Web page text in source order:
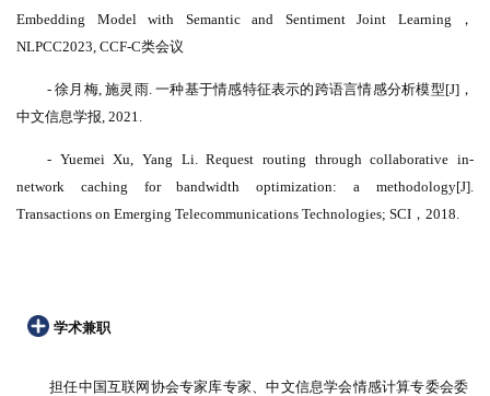
Embedding Model with Semantic and Sentiment Joint Learning，
NLPCC2023, CCF-C类会议
- 徐月梅, 施灵雨. 一种基于情感特征表示的跨语言情感分析模型[J]，
中文信息学报, 2021.
- Yuemei Xu, Yang Li. Request routing through collaborative in-
network caching for bandwidth optimization: a methodology[J].
Transactions on Emerging Telecommunications Technologies; SCI，2018.
学术兼职
担任中国互联网协会专家库专家、中文信息学会情感计算专委会委